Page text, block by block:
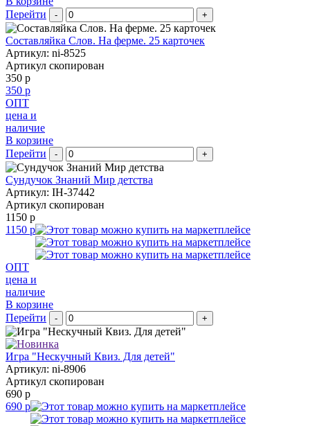
Перейти
- +
Составляйка Слов. На ферме. 25 карточек
Артикул: ni-8525
Артикул скопирован
350 р
350 р
ОПТ
цена и
наличие
В корзине
Перейти
- +
Сундучок Знаний Мир детства
Артикул: IH-37442
Артикул скопирован
1150 р
1150 р
ОПТ
цена и
наличие
В корзине
Перейти
- +
Игра "Нескучный Квиз. Для детей"
Артикул: ni-8906
Артикул скопирован
690 р
690 р